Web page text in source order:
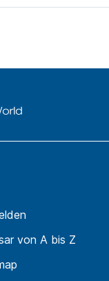
von A bis Z